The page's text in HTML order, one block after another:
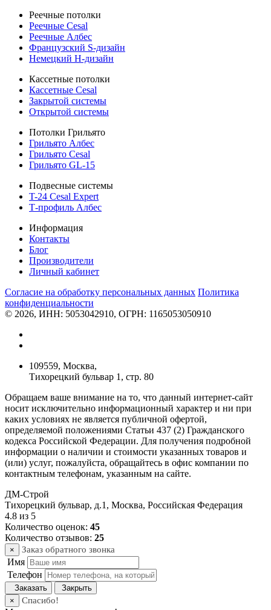
Реечные потолки
Реечные Cesal
Реечные Албес
Французский S-дизайн
Немецкий H-дизайн
Кассетные потолки
Кассетные Cesal
Закрытой системы
Открытой системы
Потолки Грильято
Грильято Албес
Грильято Cesal
Грильято GL-15
Подвесные системы
T-24 Cesal Expert
Т-профиль Албес
Информация
Контакты
Блог
Производители
Личный кабинет
Согласие на обработку персональных данных Политикa
конфиденциальности
© 2026, ИНН: 5053042910, ОГРН: 1165053050910
109559, Москва,
Тихорецкий бульвар 1, стр. 80
Обращаем ваше внимание на то, что данный интернет-сайт
носит исключительно информационный характер и ни при
каких условиях не является публичной офертой,
определяемой положениями Статьи 437 (2) Гражданского
кодекса Российской Федерации. Для получения подробной
информации о наличии и стоимости указанных товаров и
(или) услуг, пожалуйста, обращайтесь в офис компании по
контактным телефонам, указанным на сайте.
ДМ-Строй
Тихорецкий бульвар, д.1 , Москва, Российская Федерация
4.8 из 5
Количество оценок: 45
Количество отзывов: 25
× Заказ обратного звонка
Имя
Телефон
Заказать
Закрыть
×
Спасибо!